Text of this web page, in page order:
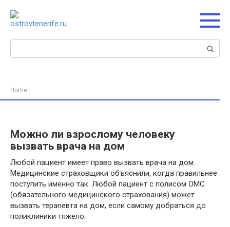
контенту
Поиск:
Home
Можно ли взрослому человеку
вызвать врача на дом
Любой пациент имеет право вызвать врача на дом.
Медицинские страховщики объяснили, когда правильнее
поступить именно так. Любой пациент с полисом ОМС
(обязательного медицинского страхования) может
вызвать терапевта на дом, если самому добраться до
поликлиники тяжело.